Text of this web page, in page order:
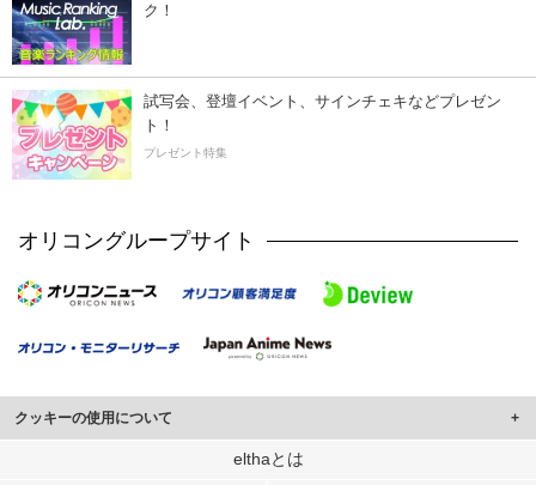
ク！
試写会、登壇イベント、サインチェキなどプレゼン
ト！
プレゼント特集
オリコングループサイト
クッキーの使用について
このサイトでは Cookie を使用して、ユーザーに合わせたコンテンツや広告の
elthaとは